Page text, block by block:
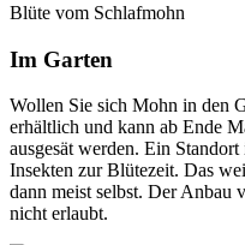
Blüte vom Schlafmohn
Im Garten
Wollen Sie sich Mohn in den
erhältlich und kann ab Ende
ausgesät werden. Ein
Insekten zur Blütezeit. Das
dann meist selbst. Der Anbau
nicht erlaubt.